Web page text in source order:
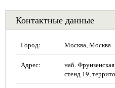
Контактные данные
Город: Москва, Москва
Адрес:
наб.
стенд 19,